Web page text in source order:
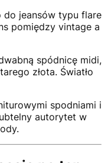
do jeansów typu flare
pomiędzy vintage a
spódnicę midi,
złota. Światło
spodniami i
autorytet w